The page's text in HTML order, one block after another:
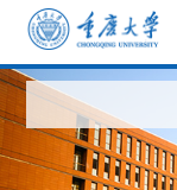
首页
科学研究